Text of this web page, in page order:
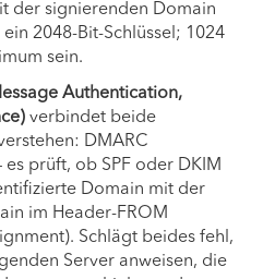
der signierenden Domain
2048-Bit-Schlüssel; 1024
sein.
Authentication,
verbindet beide
DMARC
prüft, ob SPF oder DKIM
Domain mit der
im Header-FROM
Schlägt beides fehl,
Server anweisen, die